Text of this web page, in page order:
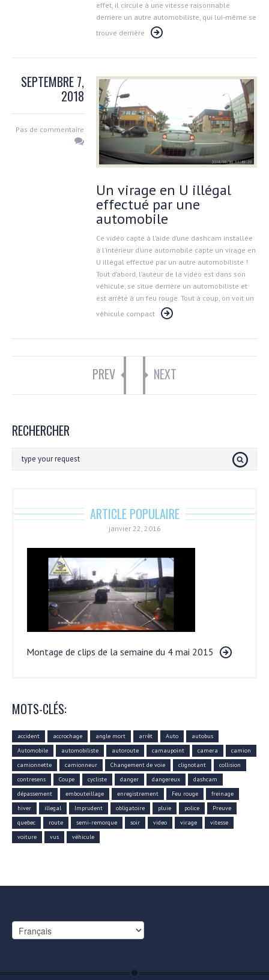
effet, il circule à une vitesse raisonnable
derrière un autre automobiliste, qui lui-même se
trouve derrière
SEPTEMBRE 7,
2018
Pas de commentaire
Un virage en U illégal
effectué par une
automobile
Ce vidéo capté à l’aide d’une dashcam installée
à l’intérieur d’une automobile capte un virage en
U illégal effectué par un autre automobiliste !
Tout d’abord, l’auteur de la vidéo est dans son
véhicule, se situe derrière un automobiliste et
est arrêté à un feu rouge. Tout à coup, on voit un
véhicule compact
PREV NEXT
RECHERCHER
ARTICLE POPULAIRE
janvier 22, 2016
Montage de clips de la semaine du 4 mai 2015
MOTS-CLÉS:
accident accrochage angle mort arrêt Auto
autobus
Automobile
automobiliste autoroute camaupoint camera
camion
camionnette
camionneur Changement de voie clignotant
collision
contresens
Coupe cycliste danger dangereux
dashcam
dépassement
embouteillage enregistrement Feu rouge
freinage
hiver
illegal Imprudent obligatoire pluie police
Preuve
quebec
route semi-remorque soir video virage
vitesse
voiture
vus véhicule
Choisir
une